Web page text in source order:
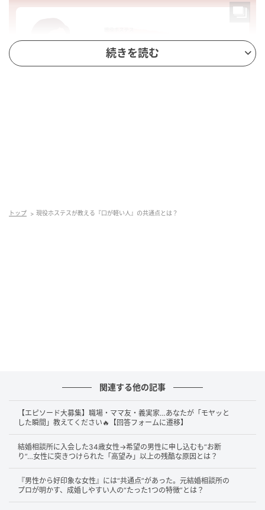
ちょっとした一言が、人間関係を大きくこじらせるこ
口が軽い人の共通点の1つ目は、話題の中心にいたがる
こと。
口が軽い人は、話のネタを欲しがる傾向がある。
場を盛り上げたい、面白い話をしたい、関心を引きた
いなどの気持ちが強い。
そのため、「ここだけの話」と言われた内容もついネ
続きを読む
トップ 現役ホステスが教える『口が軽い人』の共通点とは？
関連する他の記事
【エピソード大募集】職場・ママ友・義実家…あなたが「モヤッと
した瞬間」教えてください🔥【回答フォームに遷移】
結婚相談所に入会した34歳女性→希望の男性に申し込むも“お断
り”…女性に突きつけられた「高望み」以上の残酷な原因とは？
『男性から好印象な女性』には“共通点”があった。元結婚相談所の
プロが明かす、成婚しやすい人の“たった1つの特徴”とは？